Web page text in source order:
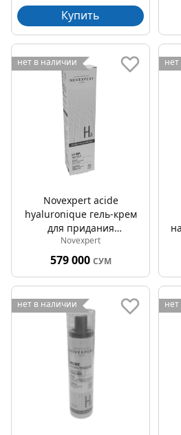
Купить
нет в наличии
Novexpert acide
hyaluronique гель-крем
для придания
упругости коже лица с
гиалуроновой кислотой
Novexpert
579 000 СУМ
нет в наличии